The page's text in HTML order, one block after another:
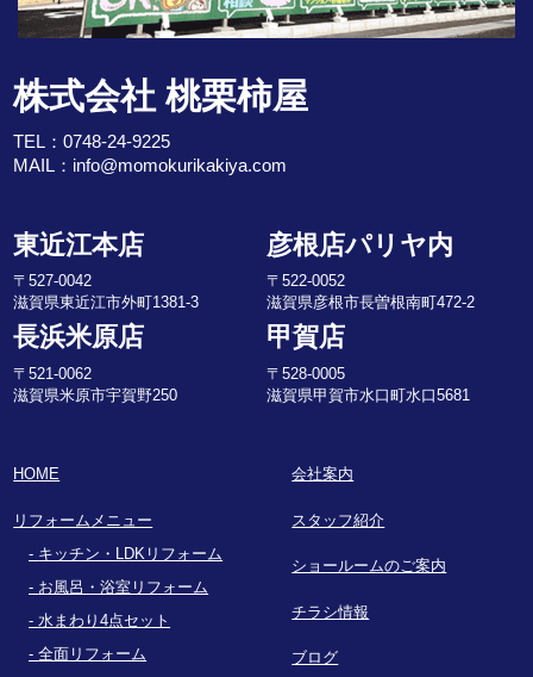
株式会社 桃栗柿屋
TEL：0748-24-9225
MAIL： info@momokurikakiya.com
東近江本店
〒527-0042
滋賀県東近江市外町1381-3
彦根店パリヤ内
〒522-0052
滋賀県彦根市長曽根南町472-2
長浜米原店
〒521-0062
滋賀県米原市宇賀野250
甲賀店
〒528-0005
滋賀県甲賀市水口町水口5681
HOME
リフォームメニュー
キッチン・LDKリフォーム
お風呂・浴室リフォーム
水まわり4点セット
全面リフォーム
会社案内
スタッフ紹介
ショールームのご案内
チラシ情報
ブログ